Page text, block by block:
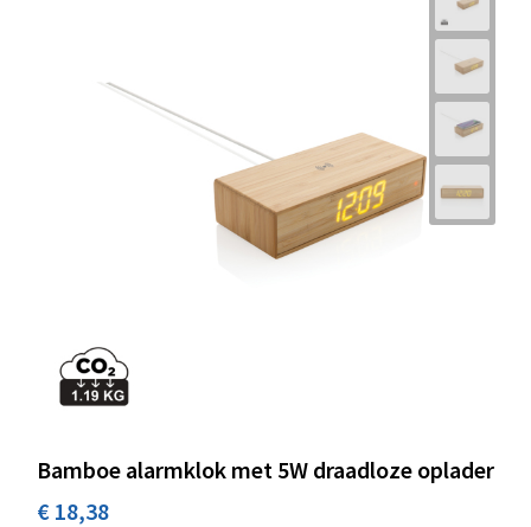
Bamboe alarmklok met 5W draadloze oplader
€ 18,38